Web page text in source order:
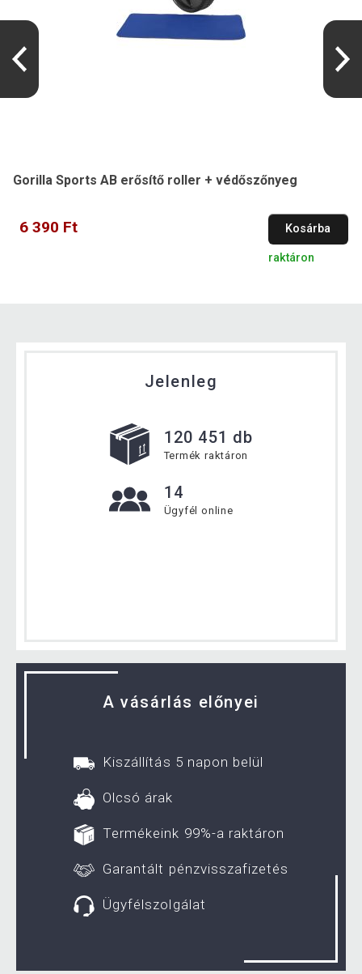
Gorilla Sports AB erősítő roller + védőszőnyeg
6 390 Ft Kosárba
raktáron
Jelenleg
120 451 db
Termék raktáron
14
Ügyfél online
A vásárlás előnyei
Kiszállítás 5 napon belül
Olcsó árak
Termékeink 99%-a raktáron
Garantált pénzvisszafizetés
Ügyfélszolgálat